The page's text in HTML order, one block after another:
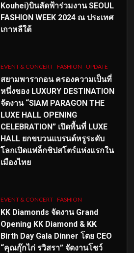
Kouhei)บินลัดฟ้าร่วมงาน SEOUL
FASHION WEEK 2024 ณ ประเทศ
เกาหลีใต้
EVENT & CONCERT FASHION UPDATE
สยามพารากอน ครองความเป็นที่
หนึ่งของ LUXURY DESTINATION
จัดงาน “SIAM PARAGON THE
LUXE HALL OPENING
CELEBRATION” เปิดพื้นที่ LUXE
HALL ยกขบวนแบรนด์หรูระดับ
โลกเปิดแฟล็กชิปสโตร์แห่งแรกใน
เมืองไทย
EVENT & CONCERT FASHION
KK Diamonds จัดงาน Grand
Opening KK Diamond & KK
Birth Day Gala Dinner โดย CEO
“คุณกุ๊กไก่ รวิสรา” จัดงานโชว์